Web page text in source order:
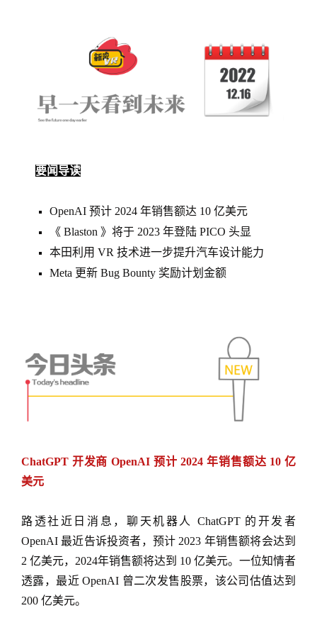
要闻导读
OpenAI 预计 2024 年销售额达 10 亿美元
《 Blaston 》将于 2023 年登陆 PICO 头显
本田利用 VR 技术进一步提升汽车设计能力
Meta 更新 Bug Bounty 奖励计划金额
ChatGPT 开发商 OpenAI 预计 2024 年销售额达 10 亿
美元
路透社近日消息，聊天机器人 ChatGPT 的开发者
OpenAI 最近告诉投资者，预计 2023 年销售额将会达到
2 亿美元，2024年销售额将达到 10 亿美元。一位知情者
透露，最近 OpenAI 曾二次发售股票，该公司估值达到
200 亿美元。